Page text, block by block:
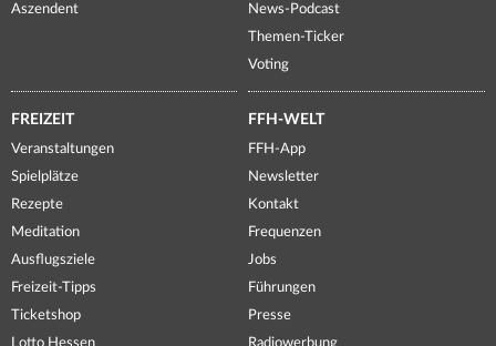
Aszendent
News-Podcast
Themen-Ticker
Voting
FREIZEIT
Veranstaltungen
Spielplätze
Rezepte
Meditation
Ausflugsziele
Freizeit-Tipps
Ticketshop
Lotto Hessen
FFH-WELT
FFH-App
Newsletter
Kontakt
Frequenzen
Jobs
Führungen
Presse
Radiowerbung